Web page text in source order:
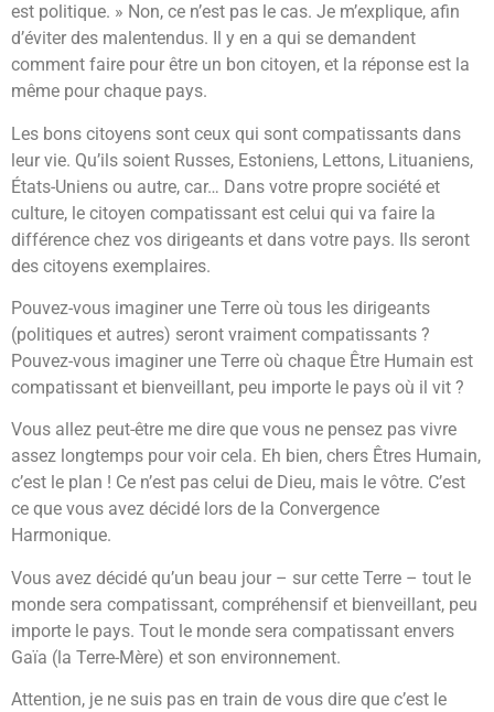
est politique. » Non, ce n’est pas le cas. Je m’explique, afin
d’éviter des malentendus. Il y en a qui se demandent
comment faire pour être un bon citoyen, et la réponse est la
même pour chaque pays.
Les bons citoyens sont ceux qui sont compatissants dans
leur vie. Qu’ils soient Russes, Estoniens, Lettons, Lituaniens,
États-Uniens ou autre, car… Dans votre propre société et
culture, le citoyen compatissant est celui qui va faire la
différence chez vos dirigeants et dans votre pays. Ils seront
des citoyens exemplaires.
Pouvez-vous imaginer une Terre où tous les dirigeants
(politiques et autres) seront vraiment compatissants ?
Pouvez-vous imaginer une Terre où chaque Être Humain est
compatissant et bienveillant, peu importe le pays où il vit ?
Vous allez peut-être me dire que vous ne pensez pas vivre
assez longtemps pour voir cela. Eh bien, chers Êtres Humain,
c’est le plan ! Ce n’est pas celui de Dieu, mais le vôtre. C’est
ce que vous avez décidé lors de la Convergence
Harmonique.
Vous avez décidé qu’un beau jour – sur cette Terre – tout le
monde sera compatissant, compréhensif et bienveillant, peu
importe le pays. Tout le monde sera compatissant envers
Gaïa (la Terre-Mère) et son environnement.
Attention, je ne suis pas en train de vous dire que c’est le